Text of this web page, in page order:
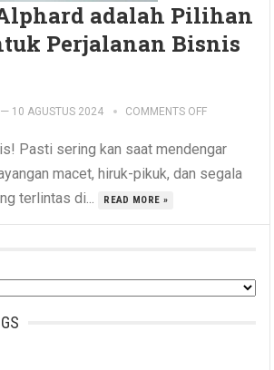
adalah Pilihan
Perjalanan Bisnis
— 10 AGUSTUS 2024 COMMENTS OFF
Pasti sering kan saat mendengar
macet, hiruk-pikuk, dan segala
terlintas di...
READ MORE »